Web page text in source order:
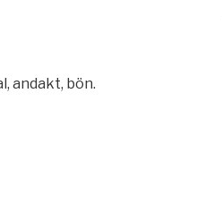
andakt, bön.